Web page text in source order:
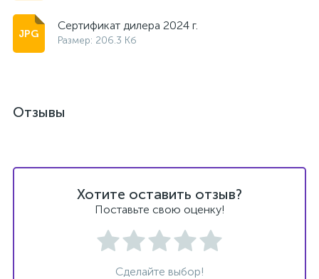
Сертификат дилера 2024 г.
Размер: 206.3 Кб
Отзывы
Хотите оставить отзыв?
Поставьте свою оценку!
Сделайте выбор!